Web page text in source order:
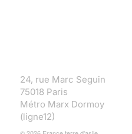
24, rue Marc Seguin
75018 Paris
Métro Marx Dormoy
(ligne12)